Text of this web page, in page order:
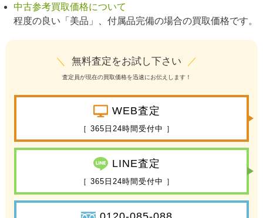
中古参考買取価格について
程度の良い「美品」、付属品完備の場合の買取価格です。
＼ 無料査定をお試し下さい ／
査定員が現在の買取価格を迅速にお伝えします！
WEB査定
［ 365日24時間受付中 ］
LINE査定
［ 365日24時間受付中 ］